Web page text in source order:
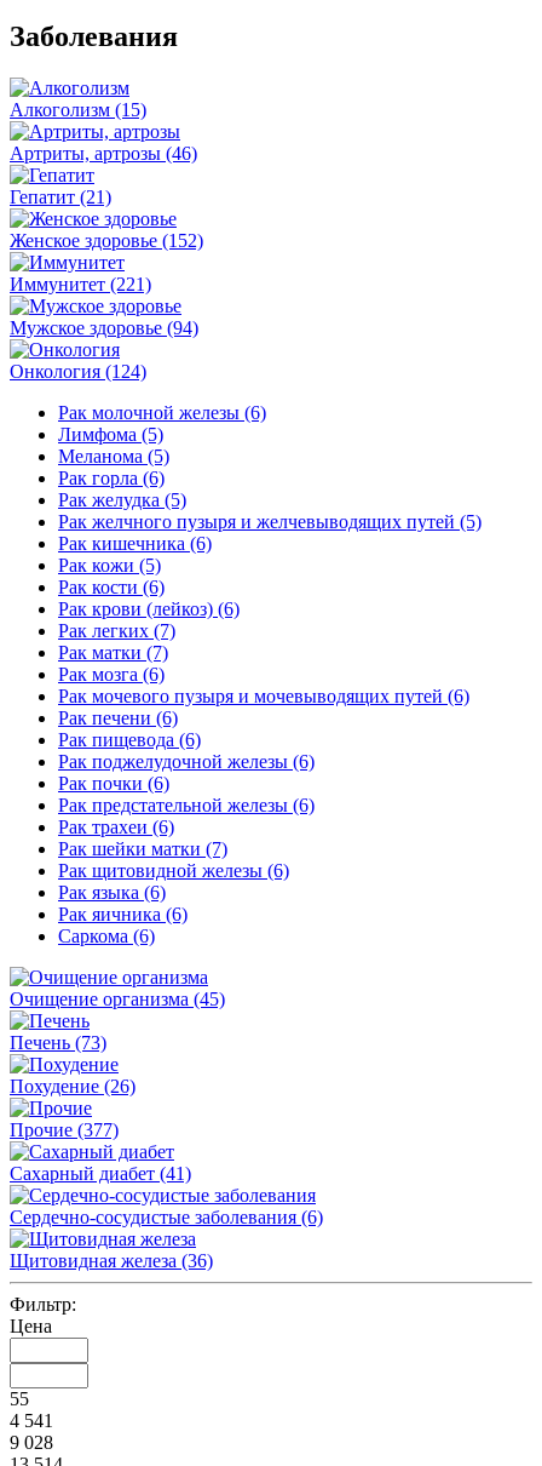
Заболевания
Алкоголизм (15)
Артриты, артрозы (46)
Гепатит (21)
Женское здоровье (152)
Иммунитет (221)
Мужское здоровье (94)
Онкология (124)
Pак молочной железы (6)
Лимфома (5)
Меланома (5)
Рак горла (6)
Рак желудка (5)
Рак желчного пузыря и желчевыводящих путей (5)
Рак кишечника (6)
Рак кожи (5)
Рак кости (6)
Рак крови (лейкоз) (6)
Рак легких (7)
Рак матки (7)
Рак мозга (6)
Рак мочевого пузыря и мочевыводящих путей (6)
Рак печени (6)
Рак пищевода (6)
Рак поджелудочной железы (6)
Рак почки (6)
Рак предстательной железы (6)
Рак трахеи (6)
Рак шейки матки (7)
Рак щитовидной железы (6)
Рак языка (6)
Рак яичника (6)
Саркома (6)
Очищение организма (45)
Печень (73)
Похудение (26)
Прочие (377)
Сахарный диабет (41)
Сердечно-сосудистые заболевания (6)
Щитовидная железа (36)
Фильтр:
Цена
55
4 541
9 028